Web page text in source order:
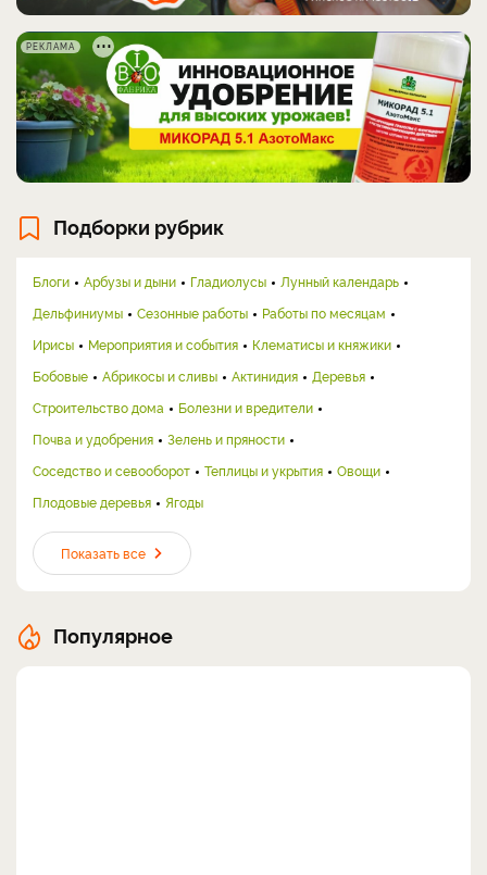
РЕКЛАМА
Подборки рубрик
Блоги Арбузы и дыни Гладиолусы
Лунный календарь
Дельфиниумы
Сезонные работы
Работы по месяцам
Ирисы
Мероприятия и события
Клематисы и княжики
Бобовые
Абрикосы и сливы Актинидия
Деревья
Строительство дома
Болезни и вредители
Почва и удобрения
Зелень и пряности
Соседство и севооборот
Теплицы и укрытия
Овощи
Плодовые деревья
Ягоды
Показать все
Популярное